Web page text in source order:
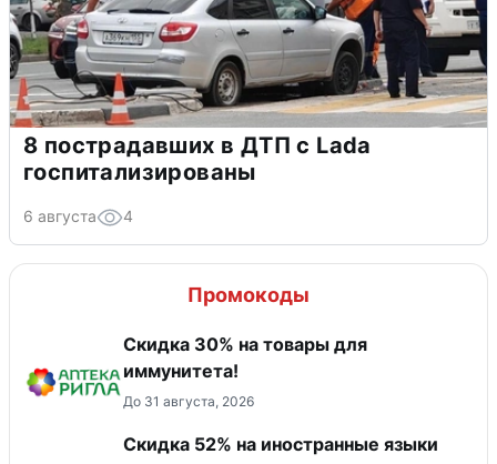
8 пострадавших в ДТП с Lada
госпитализированы
6 августа 4
Промокоды
Скидка 30% на товары для
иммунитета!
До 31 августа, 2026
Скидка 52% на иностранные языки